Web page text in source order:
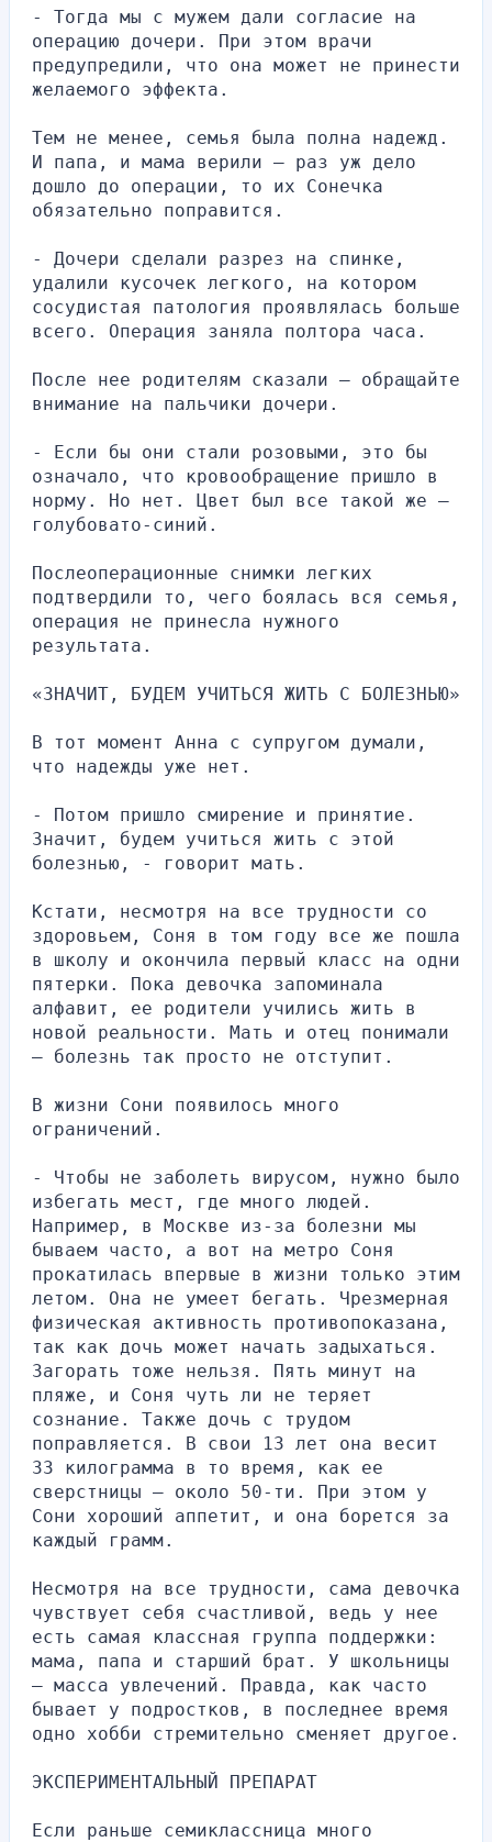
- Тогда мы с мужем дали согласие на
операцию дочери. При этом врачи
предупредили, что она может не принести
желаемого эффекта.
Тем не менее, семья была полна надежд.
И папа, и мама верили – раз уж дело
дошло до операции, то их Сонечка
обязательно поправится.
- Дочери сделали разрез на спинке,
удалили кусочек легкого, на котором
сосудистая патология проявлялась больше
всего. Операция заняла полтора часа.
После нее родителям сказали – обращайте
внимание на пальчики дочери.
- Если бы они стали розовыми, это бы
означало, что кровообращение пришло в
норму. Но нет. Цвет был все такой же –
голубовато-синий.
Послеоперационные снимки легких
подтвердили то, чего боялась вся семья,
операция не принесла нужного
результата.
«ЗНАЧИТ, БУДЕМ УЧИТЬСЯ ЖИТЬ С БОЛЕЗНЬЮ»
В тот момент Анна с супругом думали,
что надежды уже нет.
- Потом пришло смирение и принятие.
Значит, будем учиться жить с этой
болезнью, - говорит мать.
Кстати, несмотря на все трудности со
здоровьем, Соня в том году все же пошла
в школу и окончила первый класс на одни
пятерки. Пока девочка запоминала
алфавит, ее родители учились жить в
новой реальности. Мать и отец понимали
– болезнь так просто не отступит.
В жизни Сони появилось много
ограничений.
- Чтобы не заболеть вирусом, нужно было
избегать мест, где много людей.
Например, в Москве из-за болезни мы
бываем часто, а вот на метро Соня
прокатилась впервые в жизни только этим
летом. Она не умеет бегать. Чрезмерная
физическая активность противопоказана,
так как дочь может начать задыхаться.
Загорать тоже нельзя. Пять минут на
пляже, и Соня чуть ли не теряет
сознание. Также дочь с трудом
поправляется. В свои 13 лет она весит
33 килограмма в то время, как ее
сверстницы – около 50-ти. При этом у
Сони хороший аппетит, и она борется за
каждый грамм.
Несмотря на все трудности, сама девочка
чувствует себя счастливой, ведь у нее
есть самая классная группа поддержки:
мама, папа и старший брат. У школьницы
– масса увлечений. Правда, как часто
бывает у подростков, в последнее время
одно хобби стремительно сменяет другое.
ЭКСПЕРИМЕНТАЛЬНЫЙ ПРЕПАРАТ
Если раньше семиклассница много